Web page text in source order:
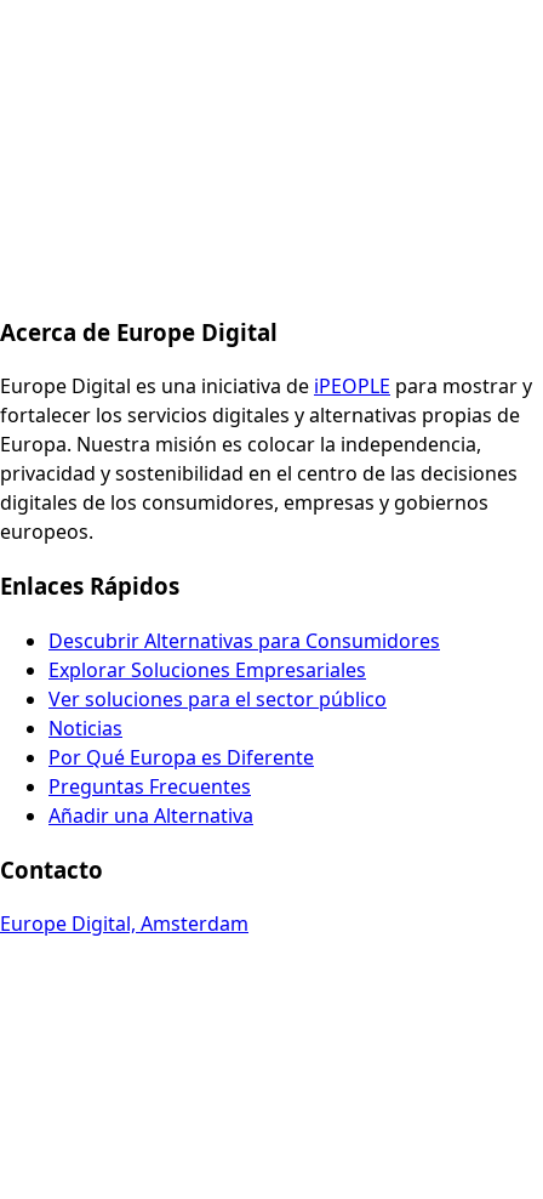
Acerca de Europe Digital
Europe Digital es una iniciativa de iPEOPLE para mostrar y
fortalecer los servicios digitales y alternativas propias de
Europa. Nuestra misión es colocar la independencia,
privacidad y sostenibilidad en el centro de las decisiones
digitales de los consumidores, empresas y gobiernos
europeos.
Enlaces Rápidos
Descubrir Alternativas para Consumidores
Explorar Soluciones Empresariales
Ver soluciones para el sector público
Noticias
Por Qué Europa es Diferente
Preguntas Frecuentes
Añadir una Alternativa
Contacto
Europe Digital, Amsterdam